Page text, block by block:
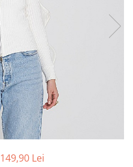
149,90 Lei